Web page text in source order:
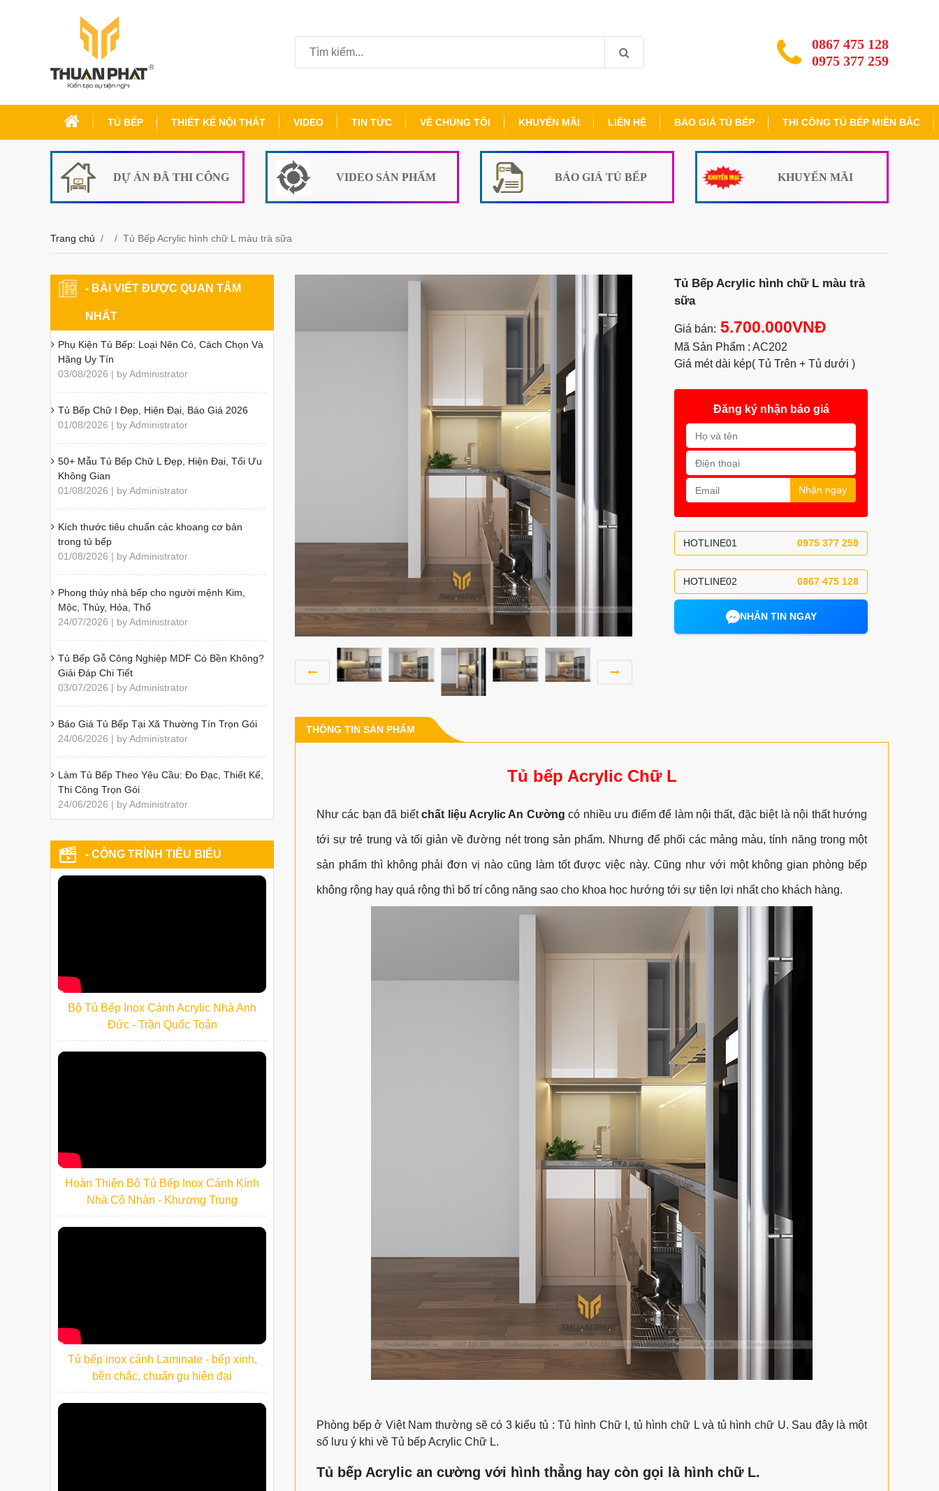
0867 475 128
0975 377 259
TỦ BẾP THIẾT KẾ NỘI THẤT VIDEO TIN TỨC VỀ CHÚNG TÔI KHUYẾN MÃI LIÊN HỆ BÁO GIÁ TỦ BẾP THI CÔNG TỦ BẾP MIỀN BẮC
DỰ ÁN ĐÃ THI CÔNG VIDEO SẢN PHẨM BÁO GIÁ TỦ BẾP KHUYẾN MÃI
Trang chủ Tủ Bếp Acrylic hình chữ L màu trà sữa
Tủ Bếp Acrylic hình chữ L màu trà
sữa
Giá bán: 5.700.000VNĐ
Mã Sản Phẩm : AC202
Giá mét dài kép( Tủ Trên + Tủ dưới )
Đăng ký nhận báo giá
Nhận ngay
HOTLINE01 0975 377 259
HOTLINE02 0867 475 128
NHẮN TIN NGAY
THÔNG TIN SẢN PHẨM
Tủ bếp Acrylic Chữ L
Như các bạn đã biếtchất liệu Acrylic An Cường có nhiều ưu điểm để làm nội thất, đặc biệt là nội thất hướng
tới sự trẻ trung và tối giản về đường nét trong sản phẩm. Nhưng để phối các mảng màu, tính năng trong một
sản phẩm thì không phải đơn vị nào cũng làm tốt được việc này. Cũng như với một không gian phòng bếp
không rộng hay quá rộng thì bố trí công năng sao cho khoa học hướng tới sự tiện lợi nhất cho khách hàng.
Phòng bếp ở Việt Nam thường sẽ có 3 kiểu tủ : Tủ hình Chữ I, tủ hình chữ L và tủ hình chữ U. Sau đây là một
số lưu ý khi về Tủ bếp Acrylic Chữ L.
Tủ bếp Acrylic an cường với hình thẳng hay còn gọi là hình chữ L.
- BÀI VIẾT ĐƯỢC QUAN TÂM
NHẤT
Phụ Kiện Tủ Bếp: Loại Nên Có, Cách Chọn Và
Hãng Uy Tín
03/08/2026 | by Administrator
Tủ Bếp Chữ I Đẹp, Hiện Đại, Báo Giá 2026
01/08/2026 | by Administrator
50+ Mẫu Tủ Bếp Chữ L Đẹp, Hiện Đại, Tối Ưu
Không Gian
01/08/2026 | by Administrator
Kích thước tiêu chuẩn các khoang cơ bản
trong tủ bếp
01/08/2026 | by Administrator
Phong thủy nhà bếp cho người mệnh Kim,
Mộc, Thủy, Hỏa, Thổ
24/07/2026 | by Administrator
Tủ Bếp Gỗ Công Nghiệp MDF Có Bền Không?
Giải Đáp Chi Tiết
03/07/2026 | by Administrator
Báo Giá Tủ Bếp Tại Xã Thường Tín Trọn Gói
24/06/2026 | by Administrator
Làm Tủ Bếp Theo Yêu Cầu: Đo Đạc, Thiết Kế,
Thi Công Trọn Gói
24/06/2026 | by Administrator
- CÔNG TRÌNH TIÊU BIỂU
Bộ Tủ Bếp Inox Cánh Acrylic Nhà Anh
Đức - Trần Quốc Toản
Hoàn Thiện Bộ Tủ Bếp Inox Cánh Kính
Nhà Cô Nhàn - Khương Trung
Tủ bếp inox cánh Laminate - bếp xinh,
bền chắc, chuẩn gu hiện đại